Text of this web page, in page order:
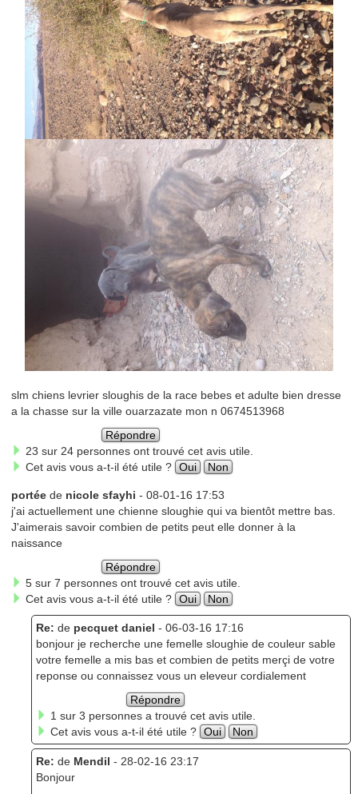
slm chiens levrier sloughis de la race bebes et adulte bien dresse
a la chasse sur la ville ouarzazate mon n 0674513968
Répondre
23 sur 24 personnes ont trouvé cet avis utile.
Cet avis vous a-t-il été utile ? Oui Non
portéede nicole sfayhi - 08-01-16 17:53
j'ai actuellement une chienne sloughie qui va bientôt mettre bas.
J'aimerais savoir combien de petits peut elle donner à la
naissance
Répondre
5 sur 7 personnes ont trouvé cet avis utile.
Cet avis vous a-t-il été utile ? Oui Non
Re: de pecquet daniel - 06-03-16 17:16
bonjour je recherche une femelle sloughie de couleur sable
votre femelle a mis bas et combien de petits merçi de votre
reponse ou connaissez vous un eleveur cordialement
Répondre
1 sur 3 personnes a trouvé cet avis utile.
Cet avis vous a-t-il été utile ? Oui Non
Re: de Mendil - 28-02-16 23:17
Bonjour